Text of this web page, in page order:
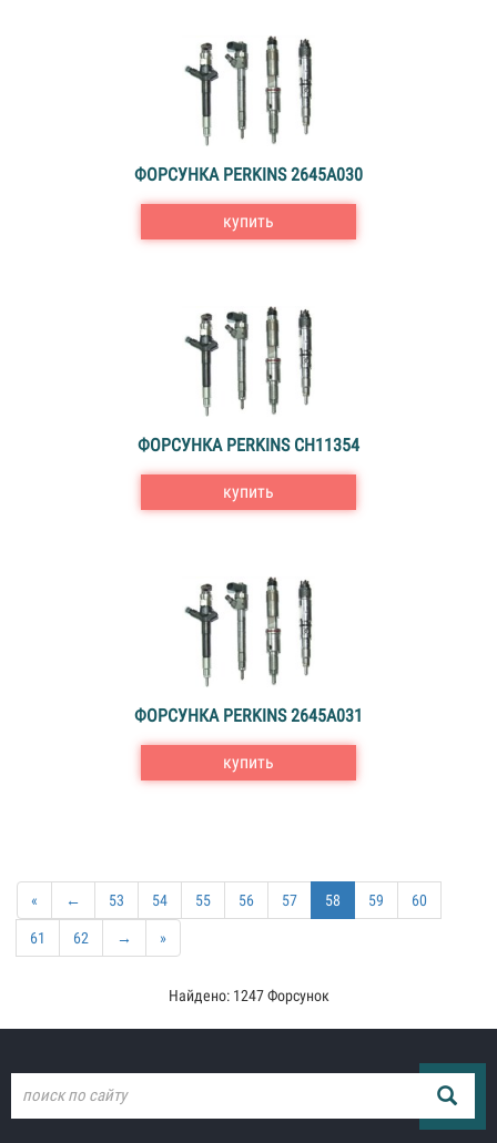
ФОРСУНКА PERKINS 2645A030
купить
ФОРСУНКА PERKINS CH11354
купить
ФОРСУНКА PERKINS 2645A031
купить
« ← 53 54 55 56 57 58 59 60
61 62 → »
Найдено: 1247 Форсунок